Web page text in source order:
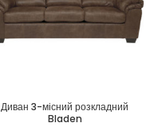
Диван 3-місний розкладний
Bladen